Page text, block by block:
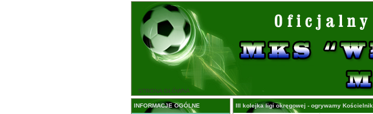
STRONA GŁÓWNA
INFORMACJE OGÓLNE
III kolejka ligi okręgowej - ogrywamy Kościelnik.